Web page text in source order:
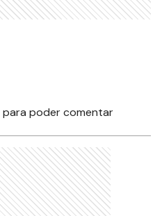
para poder comentar